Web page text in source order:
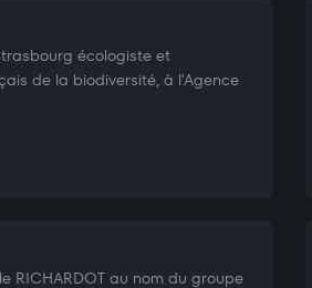
écologiste et
de la biodiversité, à l'Agence
RICHARDOT au nom du groupe